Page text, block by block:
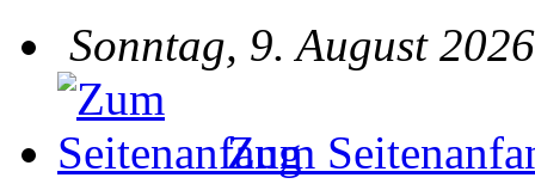
Sonntag, 9. August
Zum